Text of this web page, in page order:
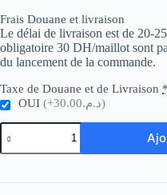
Frais Douane et livraison
Le délai de livraison est de 20-
obligatoire 30 DH/maillot sont
du lancement de la commande.
Taxe de Douane et de Livraison *
OUI
(+د.م.30.00)
quantité
de
Venezuela